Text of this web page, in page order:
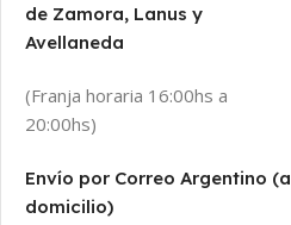
de Zamora, Lanus y
Avellaneda
(Franja horaria 16:00hs a
20:00hs)
Envío por Correo Argentino (a
domicilio)